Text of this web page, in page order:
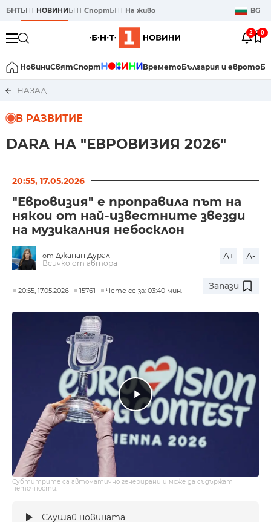
БНТБНТ НОВИНИБНТСпортБНТ На живо BG
2 0
НовиниСвятСпорт ВреметоБългария и еврото
НАЗАД
В РАЗВИТИЕ
DARA НА "ЕВРОВИЗИЯ 2026"
20:55, 17.05.2026
"Евровизия" е проправила път на
някои от най-известните звезди
на музикалния небосклон
от Джанан Дурал
Всичко от автора
A+ A-
20:55, 17.05.2026 15761 Чете се за: 03:40 мин. Запази
Субтитрите са автоматично генерирани и може да съдържат
неточности.
Слушай новината